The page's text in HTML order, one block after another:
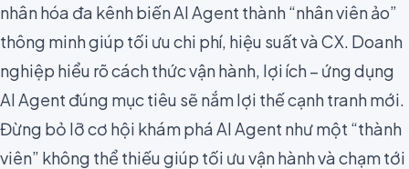
nhân hóa đa kênh biến AI Agent thành “nhân viên ảo”
thông minh giúp tối ưu chi phí, hiệu suất và CX. Doanh
nghiệp hiểu rõ cách thức vận hành, lợi ích – ứng dụng
AI Agent đúng mục tiêu sẽ nắm lợi thế cạnh tranh mới.
Đừng bỏ lỡ cơ hội khám phá AI Agent như một “thành
viên” không thể thiếu giúp tối ưu vận hành và chạm tới